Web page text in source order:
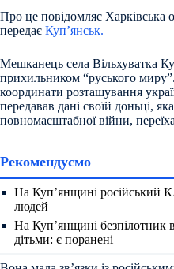
Про це повідомляє Харківська
передає Куп’янськ.
Мешканець села Вільхуватка
прихильником “руського
координати розташування
передавав дані своїй доньці,
повномасштабної війни,
Рекомендуємо
На Куп’янщині російський
людей
На Куп’янщині безпілотник
дітьми: є поранені